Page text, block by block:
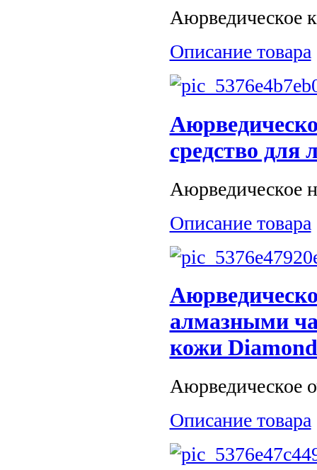
Аюрведическое
Описание товара
средство
Аюрведическое
Описание товара
алмазными
кожи
Аюрведическое
Описание товара